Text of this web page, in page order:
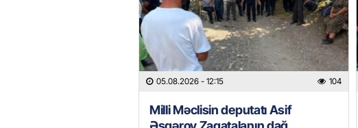
05.08.2026 - 12:15 104
Milli Məclisin deputatı Asif